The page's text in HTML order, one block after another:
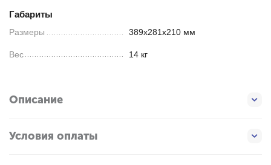
Габариты
Размеры 389х281х210 мм
Вес 14 кг
Описание
Условия оплаты